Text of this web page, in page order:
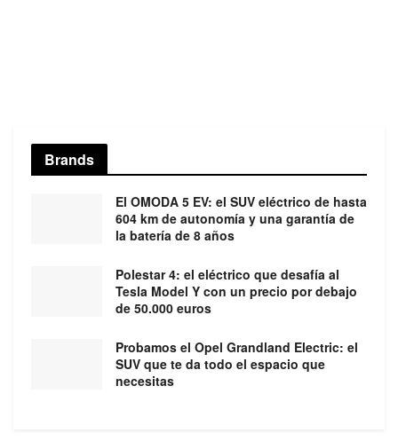
Brands
El OMODA 5 EV: el SUV eléctrico de hasta
604 km de autonomía y una garantía de
la batería de 8 años
Polestar 4: el eléctrico que desafía al
Tesla Model Y con un precio por debajo
de 50.000 euros
Probamos el Opel Grandland Electric: el
SUV que te da todo el espacio que
necesitas